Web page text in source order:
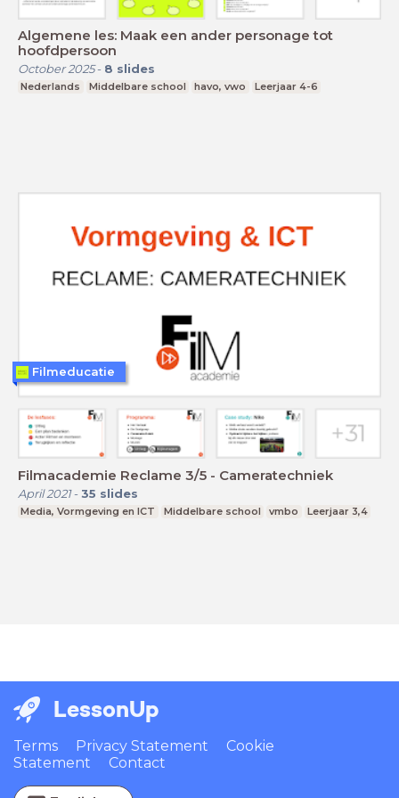
Algemene les: Maak een ander personage tot
hoofdpersoon
October 2025- 8 slides
Nederlands Middelbare school havo, vwo Leerjaar 4-6
Filmacademie Reclame 3/5 - Cameratechniek
April 2021- 35 slides
Media, Vormgeving en ICT Middelbare school vmbo Leerjaar 3,4
Filmeducatie
LessonUp
Terms Privacy Statement
Cookie
Statement
Contact